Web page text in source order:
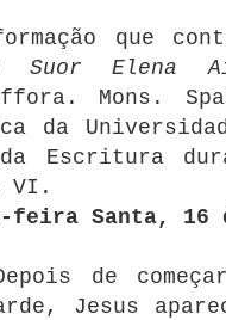
que
Suor Elena
Mons.
da
Escritura
VI.
feira Santa, 16
de
Jesus